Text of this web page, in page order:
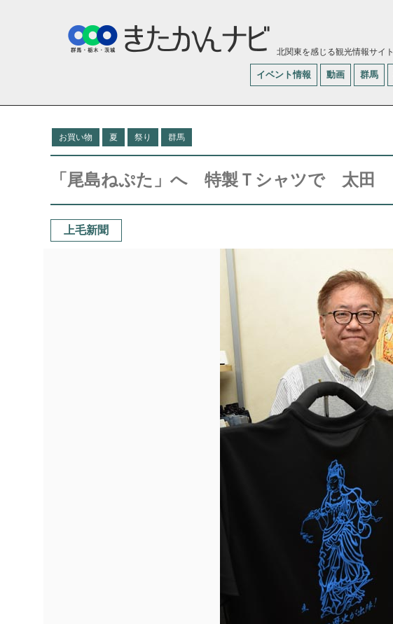
北関東を感じる観光情報サイト
イベント情報 動画 群馬
お買い物 夏 祭り 群馬
「尾島ねぷた」へ 特製Ｔシャツで 太田
上毛新聞